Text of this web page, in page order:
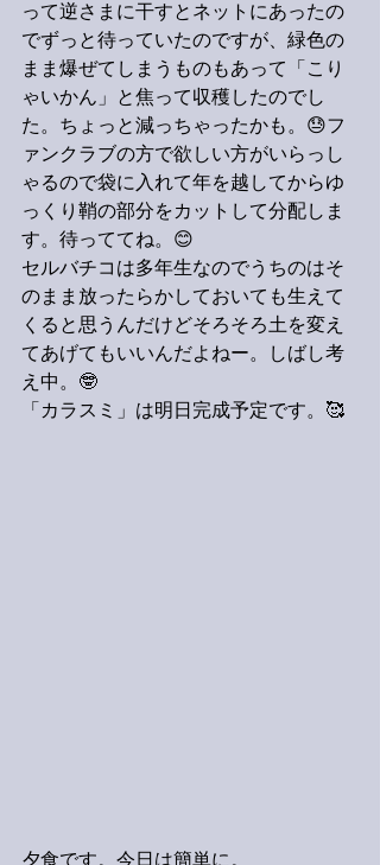
って逆さまに干すとネットにあったの
でずっと待っていたのですが、緑色の
まま爆ぜてしまうものもあって「こり
ゃいかん」と焦って収穫したのでし
た。ちょっと減っちゃったかも。😓フ
ァンクラブの方で欲しい方がいらっし
ゃるので袋に入れて年を越してからゆ
っくり鞘の部分をカットして分配しま
す。待っててね。😊
セルバチコは多年生なのでうちのはそ
のまま放ったらかしておいても生えて
くると思うんだけどそろそろ土を変え
てあげてもいいんだよねー。しばし考
え中。🤓
「カラスミ」は明日完成予定です。🥰